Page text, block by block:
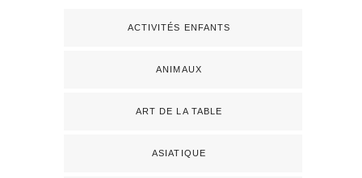
ACTIVITÉS ENFANTS
ANIMAUX
ART DE LA TABLE
ASIATIQUE